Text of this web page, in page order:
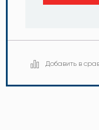
Добавить в